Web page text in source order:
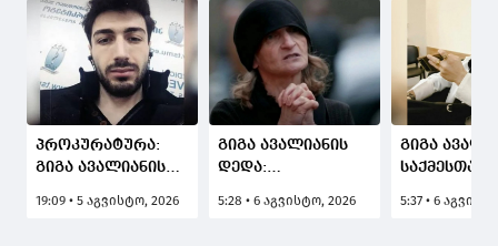
პროკურატურა:
გიგა ავალიანის
საქმის ერთ-ერთი
19:09 • 5 აგვისტო, 2026
გიგა ავალიანის
დედა:
სამართლებრივად
5:28 • 6 აგვისტო, 2026
გიგა
საქმესთან
შსს-მ
5:37 • 6